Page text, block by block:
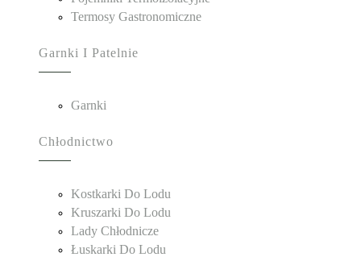
Termosy Gastronomiczne
Garnki I Patelnie
Garnki
Chłodnictwo
Kostkarki Do Lodu
Kruszarki Do Lodu
Lady Chłodnicze
Łuskarki Do Lodu